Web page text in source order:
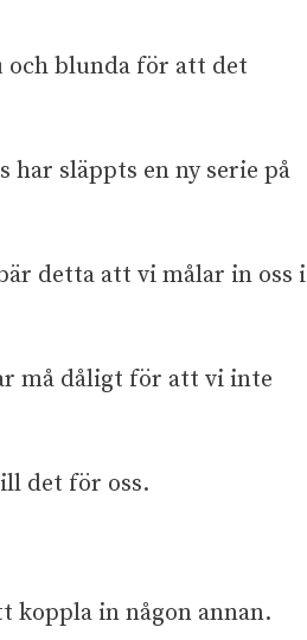
och blunda för att det
släppts en ny serie på
detta att vi målar in oss i
må dåligt för att vi inte
det för oss.
koppla in någon annan.